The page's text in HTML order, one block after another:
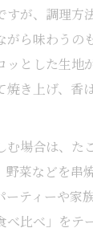
すが、調理方
がら味わうの
ッとした生地
焼き上げ、香
む場合は、た
野菜などを串
ーティーや家
べ比べ」をテ